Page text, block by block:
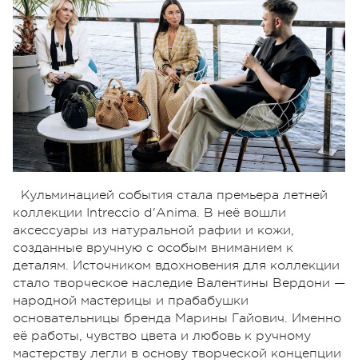
Кульминацией события стала премьера летней
коллекции Intreccio d'Anima. В неё вошли
аксессуары из натуральной рафии и кожи,
созданные вручную с особым вниманием к
деталям. Источником вдохновения для коллекции
стало творческое наследие Валентины Вердони —
народной мастерицы и прабабушки
основательницы бренда Марины Гайович. Именно
её работы, чувство цвета и любовь к ручному
мастерству легли в основу творческой концепции